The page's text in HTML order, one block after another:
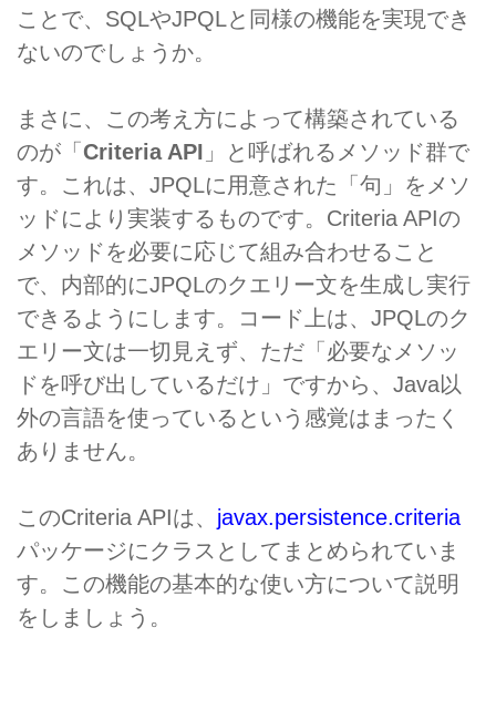
ことで、SQLやJPQLと同様の機能を実現でき
ないのでしょうか。
まさに、この考え方によって構築されている
のが「 Criteria API 」と呼ばれるメソッド群で
す。これは、JPQLに用意された「句」をメソ
ッドにより実装するものです。Criteria APIの
メソッドを必要に応じて組み合わせること
で、内部的にJPQLのクエリー文を生成し実行
できるようにします。コード上は、JPQLのク
エリー文は一切見えず、ただ「必要なメソッ
ドを呼び出しているだけ」ですから、Java以
外の言語を使っているという感覚はまったく
ありません。
このCriteria APIは、 javax.persistence.criteria
パッケージにクラスとしてまとめられていま
す。この機能の基本的な使い方について説明
をしましょう。